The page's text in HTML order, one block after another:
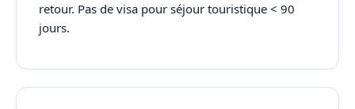
retour. Pas de visa pour séjour touristique < 90
jours.